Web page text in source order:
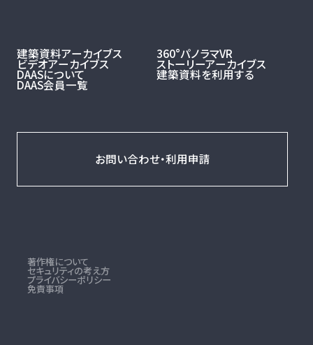
建築資料アーカイブス 360°パノラマVR
ビデオアーカイブス ストーリーアーカイブス
DAASについて 建築資料を利用する
DAAS会員一覧
お問い合わせ・利用申請
著作権について
セキュリティの考え方
プライバシーポリシー
免責事項